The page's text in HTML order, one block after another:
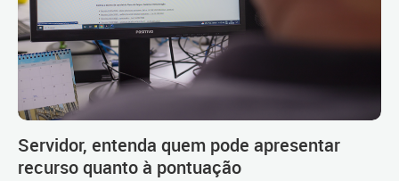
Servidor, entenda quem pode apresentar
recurso quanto à pontuação